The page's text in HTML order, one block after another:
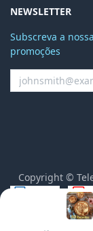
NEWSLETTER
Subscreva a
promoções
Copyright ©